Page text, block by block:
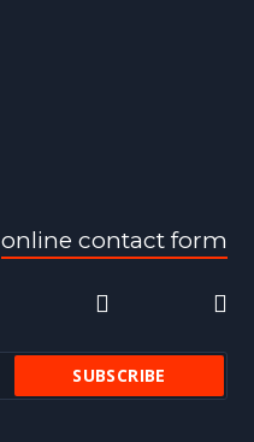
online contact form